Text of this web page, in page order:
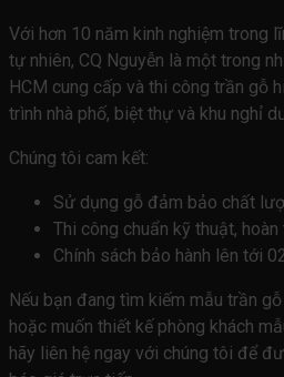
Với hơn 10 năm kinh nghiệm trong
tự nhiên, CQ Nguyễn là một trong
HCM cung cấp và thi công trần gỗ
trình nhà phố, biệt thự và khu nghỉ
Chúng tôi cam kết:
Sử dụng gỗ đảm bảo chất
Thi công chuẩn kỹ thuật,
Chính sách bảo hành lên tới
Nếu bạn đang tìm kiếm mẫu trần
hoặc muốn thiết kế phòng khách
hãy liên hệ ngay với chúng tôi để